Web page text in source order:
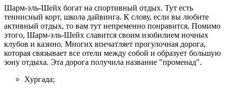
Шарм-эль-Шейх богат на спортивный отдых. Тут есть
теннисный корт, школа дайвинга. К слову, если вы любите
активный отдых, то вам тут непременно понравится. Помимо
этого, Шарм-эль-Шейх славится своим изобилием ночных
клубов и казино. Многих впечатляет прогулочная дорога,
которая связывает все отели между собой и образует большую
зону отдыха. Эта дорога получила название "променад".
Хургада;